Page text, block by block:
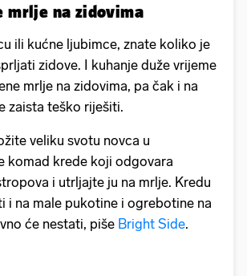
mrlje na zidovima
ili kućne ljubimce, znate koliko je
zidove. I kuhanje duže vrijeme
mrlje na zidovima, pa čak i na
zaista teško riješiti.
veliku svotu novca u
komad krede koji odgovara
i utrljajte ju na mrlje. Kredu
i na male pukotine i ogrebotine na
će nestati, piše Bright Side.